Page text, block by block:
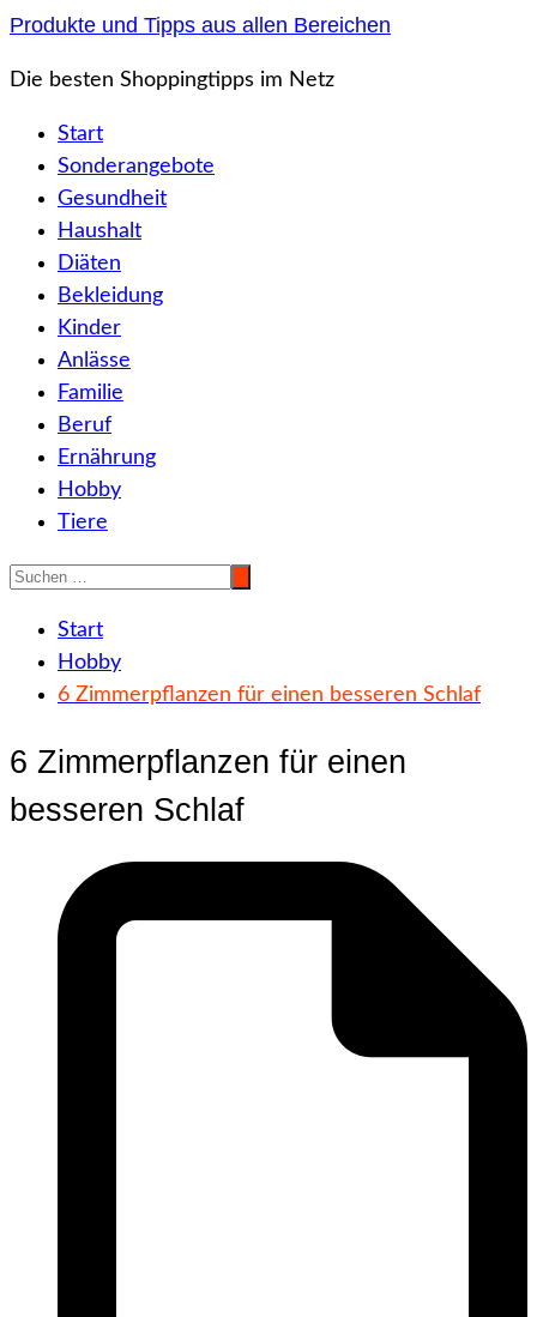
Zum
springen
Produkte und Tipps aus allen Bereichen
Die besten Shoppingtipps im Netz
Start
Sonderangebote
Gesundheit
Haushalt
Diäten
Bekleidung
Kinder
Anlässe
Familie
Beruf
Ernährung
Hobby
Tiere
Start
Hobby
6 Zimmerpflanzen für einen besseren Schlaf
6 Zimmerpflanzen für einen
besseren Schlaf